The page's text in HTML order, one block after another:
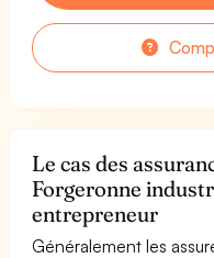
Le cas des
Forgeronne
entrepreneur
Généralement les